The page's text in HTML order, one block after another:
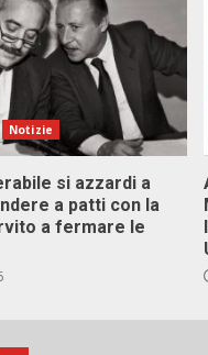
Notizie
si azzardi a
a patti con la
a fermare le